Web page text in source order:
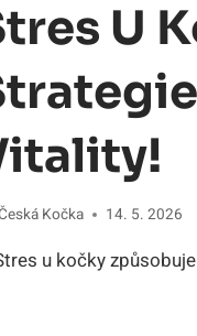
U
Kočka 14. 5. 2026